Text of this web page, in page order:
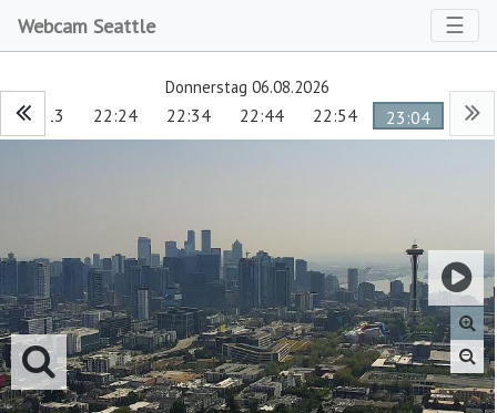
Webcam Seattle ☰
Donnerstag 06.08.2026
22:13 22:24 22:34 22:44 22:54 23:04